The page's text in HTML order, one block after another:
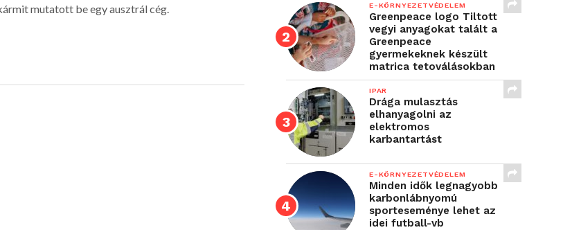
mutatott be egy ausztrál cég. E-KÖRNYEZETVÉDELEM
Greenpeace logo Tiltott
vegyi anyagokat talált a
Greenpeace
gyermekeknek készült
matrica tetoválásokban
IPAR
Drága mulasztás
elhanyagolni az
elektromos
karbantartást
E-KÖRNYEZETVÉDELEM
Minden idők legnagyobb
karbonlábnyomú
sporteseménye lehet az
idei futball-vb